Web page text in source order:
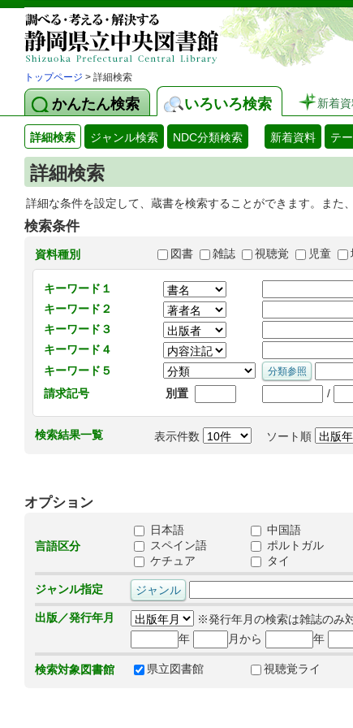
トップページ > 詳細検索
かんたん検索 いろいろ検索 新着
詳細検索 ジャンル検索 NDC分類検索 新着資料 テ
詳細検索
詳細な条件を設定して、蔵書を検索することができます。また
検索条件
資料種別 図書 雑誌 視聴覚 児童
キーワード１
キーワード２
キーワード３
キーワード４
キーワード５
請求記号
別置 /
検索結果一覧 表示件数 ソート順
オプション
言語区分
日本語 中国語
スペイン語
ポルトガル
ケチュア
タイ
ジャンル指定
出版／発行年月
※発行年月の検索は雑誌のみ
年
月から 年
検索対象図書館 県立図書館 視聴覚ライ